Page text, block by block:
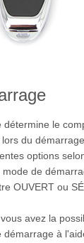
le
du
options
de
OUVERT ou
avez la
à